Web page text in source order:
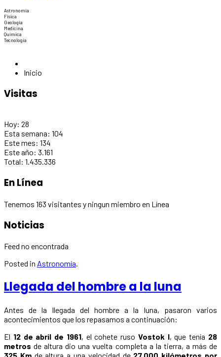
Astronomía
Física
Geología
Medicina
Química
Tecnología
Inicio
Visitas
Hoy: 28
Esta semana: 104
Este mes: 134
Este año: 3.161
Total: 1.435.336
En Línea
Tenemos 163 visitantes y ningun miembro en Línea
Noticias
Feed no encontrada
Posted in Astronomía.
Llegada del hombre a la luna
Antes de la llegada del hombre a la luna, pasaron varios
acontecimientos que los repasamos a continuación:
El 12 de abril de 1961, el cohete ruso Vostok I, que tenía 28
metros de altura dio una vuelta completa a la tierra, a más de